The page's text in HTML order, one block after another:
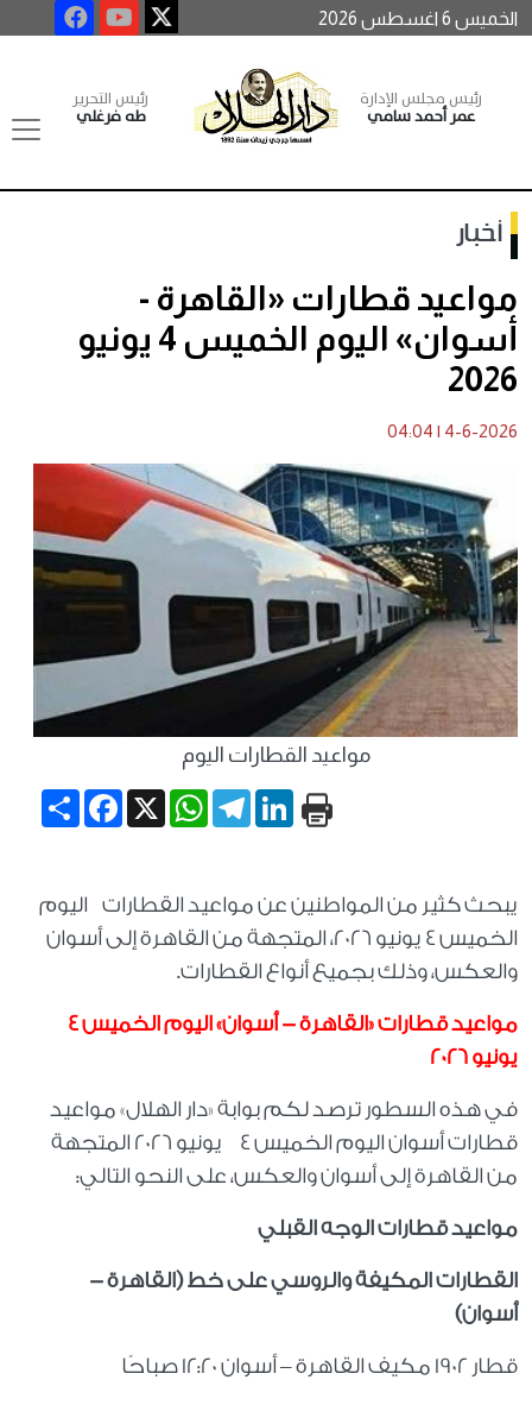
الخميس 6 اغسطس 2026
رئيس مجلس الإدارة
عمر أحمد سامي
رئيس التحرير
طه فرغلي
أخبار
مواعيد قطارات «القاهرة -
أسوان» اليوم الخميس 4 يونيو
2026
4-6-2026
|
04:04
مواعيد القطارات اليوم
Share
Facebook X
WhatsApp
TelegramLinkedIn
يبحث كثير من المواطنين عن مواعيد القطارات اليوم
الخميس 4 يونيو 2026، المتجهة من القاهرة إلى أسوان
والعكس، وذلك بجميع أنواع القطارات.
مواعيد قطارات «القاهرة - أسوان» اليوم الخميس 4
يونيو 2026
في هذه السطور ترصد لكم بوابة «دار الهلال» مواعيد
قطارات أسوان اليوم الخميس 4 يونيو 2026 المتجهة
من القاهرة إلى أسوان والعكس، على النحو التالي:
مواعيد قطارات الوجه القبلي
القطارات المكيفة والروسي على خط (القاهرة -
أسوان)
قطار 1902 مكيف القاهرة – أسوان 12:20 صباحًا